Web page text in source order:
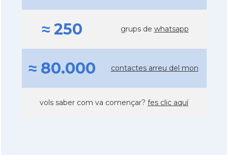
≈ 250 grups de whatsapp
≈ 80.000 contactes arreu del mon
vols saber com va començar? fes clic aquí